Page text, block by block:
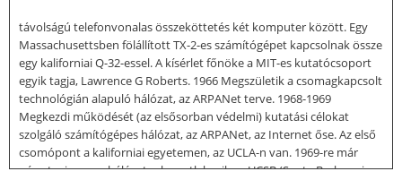
távolságú telefonvonalas összeköttetés két komputer között. Egy
Massachusettsben fölállított TX-2-es számítógépet kapcsolnak össze
egy kaliforniai Q-32-essel. A kísérlet főnöke a MIT-es kutatócsoport
egyik tagja, Lawrence G Roberts. 1966 Megszületik a csomagkapcsolt
technológián alapuló hálózat, az ARPANet terve. 1968-1969
Megkezdi működését (az elsősorban védelmi) kutatási célokat
szolgáló számítógépes hálózat, az ARPANet, az Internet őse. Az első
csomópont a kaliforniai egyetemen, az UCLA-n van. 1969-re már
négy tagja van a hálózatnak, csatlakozik az UCSB (Santa Barbara-i